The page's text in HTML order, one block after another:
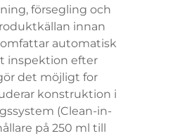
försegling och
innan
automatisk
inspektion efter
det möjligt for
konstruktion i
(Clean-in-
på 250 ml till